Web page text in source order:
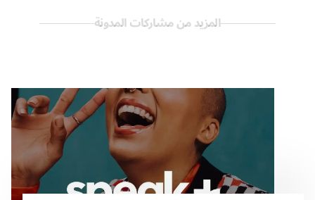
المزيد من مشاركات المدونة